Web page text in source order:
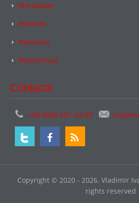
Миграции
Религия
Финансы
Энергетика
Contacts
+38 (098) 551-02-69
Copyright © 2020 - 2026. Vladimir
rights reserved